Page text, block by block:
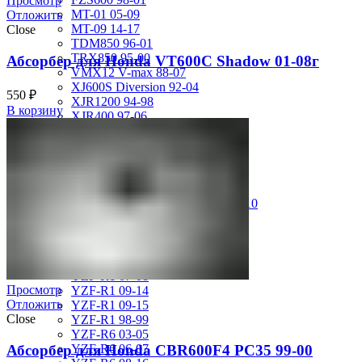
MT-01 05-09
MT-09 14-17
TDM850 96-01
TRX850 95-00
VMX12 V-max 88-07
XJ600S Diversion 92-04
XJR1200 94-98
XJR400 97-06
XVZ1300 Royal Star Venture 01-10
YZF-1000R Thunderace 96-01
YZF-R1 09-14
YZF-R1 09-15
YZF-R1 98-99
YZF-R6 03-05
YZF-R6 06-07
Отложить
Close
Абсорбер для Honda VT600C Shadow 01-08г
550 ₽
В корзину
Просмотр
Отложить
Close
Абсорбер для Honda CBR600F4 PC35 99-00